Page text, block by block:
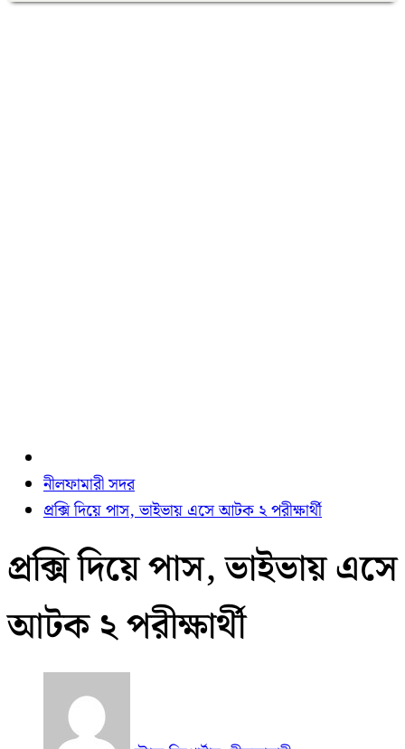
নীলফামারী সদর
প্রক্সি দিয়ে পাস, ভাইভায় এসে আটক ২ পরীক্ষার্থী
প্রক্সি দিয়ে পাস, ভাইভায় এসে
আটক ২ পরীক্ষার্থী